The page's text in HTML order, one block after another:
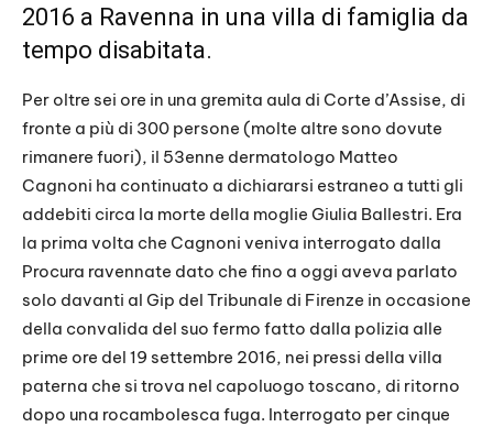
2016 a Ravenna in una villa di famiglia da
tempo disabitata.
Per oltre sei ore in una gremita aula di Corte d’Assise, di
fronte a più di 300 persone (molte altre sono dovute
rimanere fuori), il 53enne dermatologo Matteo
Cagnoni ha continuato a dichiararsi estraneo a tutti gli
addebiti circa la morte della moglie Giulia Ballestri. Era
la prima volta che Cagnoni veniva interrogato dalla
Procura ravennate dato che fino a oggi aveva parlato
solo davanti al Gip del Tribunale di Firenze in occasione
della convalida del suo fermo fatto dalla polizia alle
prime ore del 19 settembre 2016, nei pressi della villa
paterna che si trova nel capoluogo toscano, di ritorno
dopo una rocambolesca fuga. Interrogato per cinque